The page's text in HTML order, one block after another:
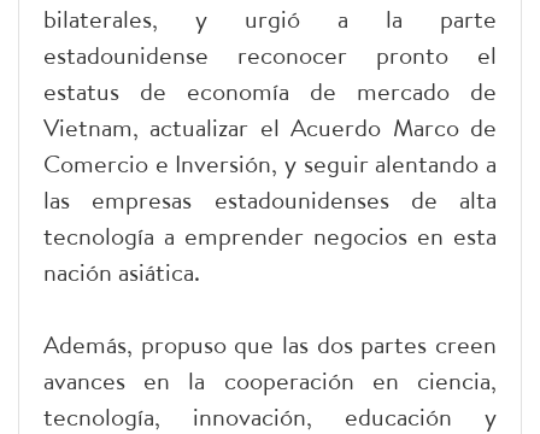
bilaterales, y urgió a la parte
estadounidense reconocer pronto el
estatus de economía de mercado de
Vietnam, actualizar el Acuerdo Marco de
Comercio e Inversión, y seguir alentando a
las empresas estadounidenses de alta
tecnología a emprender negocios en esta
nación asiática.
Además, propuso que las dos partes creen
avances en la cooperación en ciencia,
tecnología, innovación, educación y